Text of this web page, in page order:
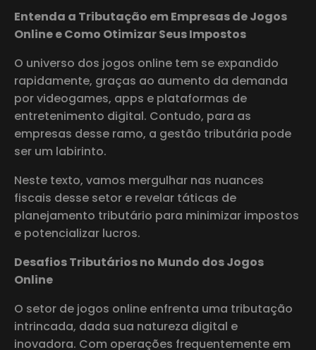
Entenda a Tributação em Empresas de Jogos
Online e Como Otimizar Seus Impostos
O universo dos jogos online tem se expandido
rapidamente, graças ao aumento da demanda
por videogames, apps e plataformas de
entretenimento digital. Contudo, para as
empresas desse ramo, a gestão tributária pode
ser um labirinto.
Neste texto, vamos mergulhar nas nuances
fiscais desse setor e revelar táticas de
planejamento tributário para minimizar impostos
e potencializar lucros.
Desafios Tributários no Mundo dos Jogos
Online
O setor de jogos online enfrenta uma tributação
intrincada, dada sua natureza digital e
inovadora. Com operações frequentemente em